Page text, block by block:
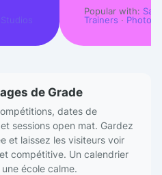
Popular with:
Trainers ·
de Grade
dates de
sessions open mat. Gardez
et laissez les visiteurs voir
compétitive. Un calendrier
école calme.